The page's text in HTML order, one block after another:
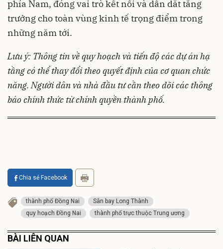
phía Nam, đóng vai trò kết nối và dẫn dắt tăng
trưởng cho toàn vùng kinh tế trọng điểm trong
những năm tới.
Lưu ý: Thông tin về quy hoạch và tiến độ các dự án hạ
tầng có thể thay đổi theo quyết định của cơ quan chức
năng. Người dân và nhà đầu tư cần theo dõi các thông
báo chính thức từ chính quyền thành phố.
Chia sẻ Facebook
thành phố Đồng Nai
Sân bay Long Thành
quy hoạch Đồng Nai
thành phố trực thuộc Trung ương
BÀI LIÊN QUAN